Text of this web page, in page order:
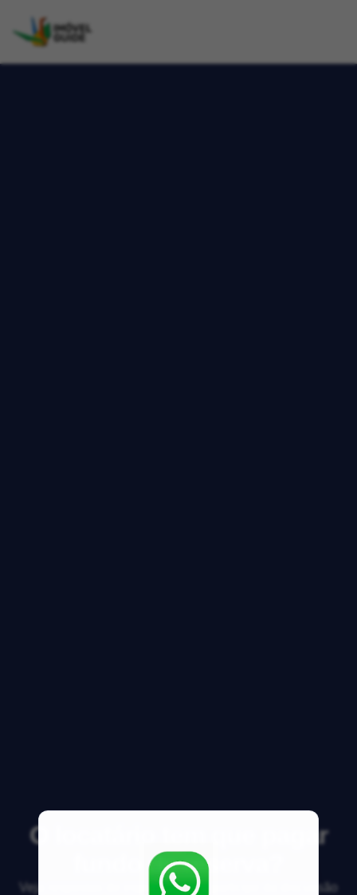
O locatário tem que pagar
fundo de reserva?
Veja respostas de especialistas e participe da discussão